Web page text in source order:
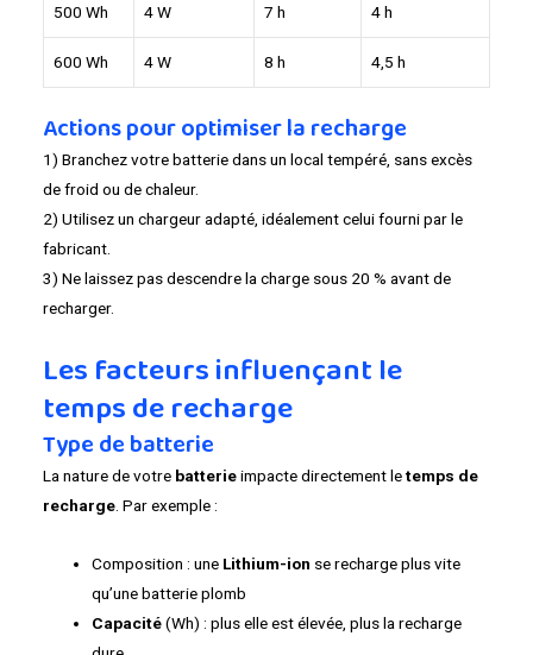
500 Wh 4 W 7 h 4 h
600 Wh 4 W 8 h 4,5 h
Actions pour optimiser la recharge
1) Branchez votre batterie dans un local tempéré, sans excès
de froid ou de chaleur.
2) Utilisez un chargeur adapté, idéalement celui fourni par le
fabricant.
3) Ne laissez pas descendre la charge sous 20 % avant de
recharger.
Les facteurs influençant le
temps de recharge
Type de batterie
La nature de votre batterieimpacte directement letemps de
recharge. Par exemple :
Composition : une Lithium-ion se recharge plus vite
qu’une batterie plomb
Capacité(Wh) : plus elle est élevée, plus la recharge